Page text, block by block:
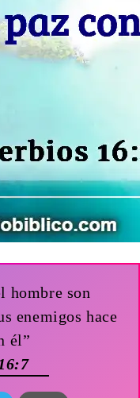
hombre son
enemigos hace
él”